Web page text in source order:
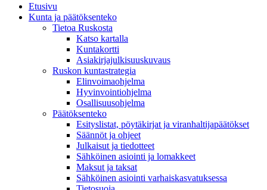
Etusivu
Kunta ja päätöksenteko
Tietoa Ruskosta
Katso kartalla
Kuntakortti
Asiakirjajulkisuuskuvaus
Ruskon kuntastrategia
Elinvoimaohjelma
Hyvinvointiohjelma
Osallisuusohjelma
Päätöksenteko
Esityslistat, pöytäkirjat ja viranhaltijapäätökset
Säännöt ja ohjeet
Julkaisut ja tiedotteet
Sähköinen asiointi ja lomakkeet
Maksut ja taksat
Sähköinen asiointi varhaiskasvatuksessa